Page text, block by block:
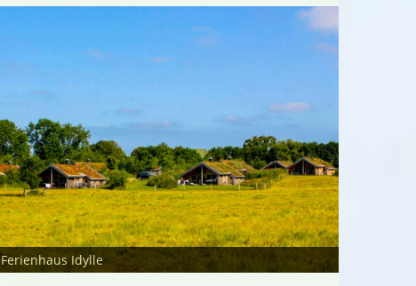
Ferienhaus Idylle